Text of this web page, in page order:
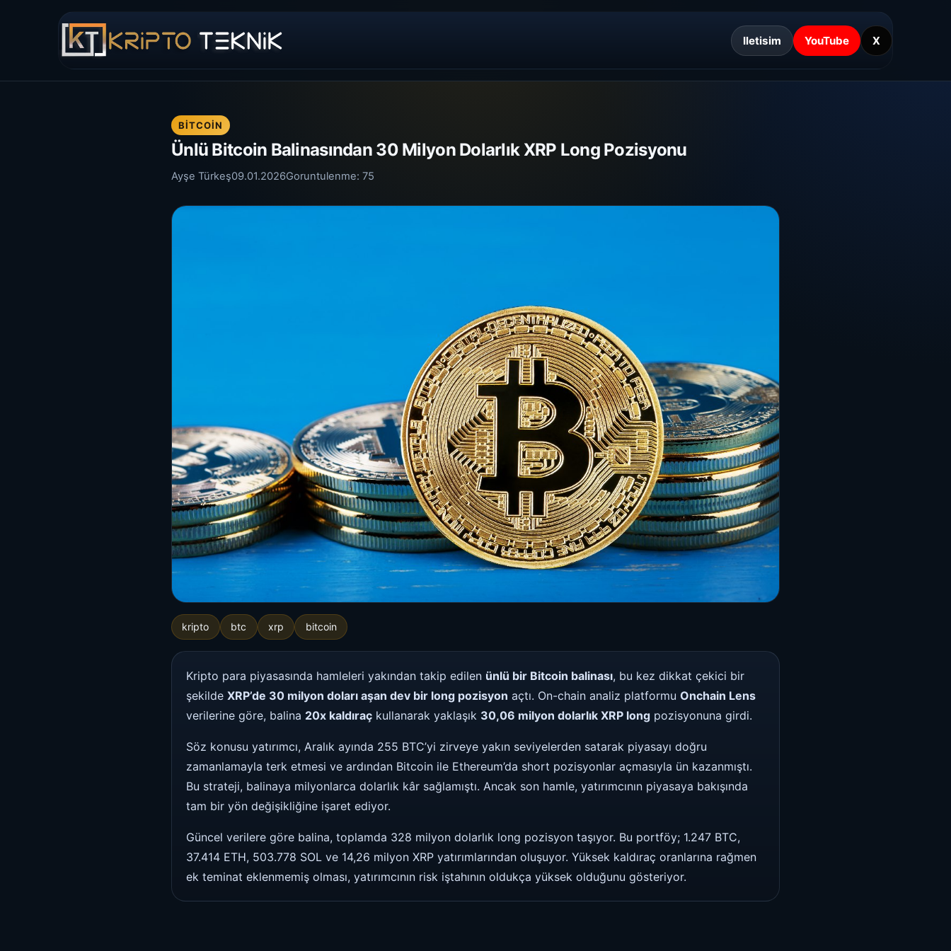
Iletisim YouTube X
BITCOIN
Ünlü Bitcoin Balinasından 30 Milyon Dolarlık XRP Long Pozisyonu
Ayşe Türkeş09.01.2026Goruntulenme: 75
kripto btc xrp bitcoin
Kripto para piyasasında hamleleri yakından takip edilen ünlü bir Bitcoin balinası, bu kez dikkat çekici bir
şekilde XRP’de 30 milyon doları aşan dev bir long pozisyon açtı. On-chain analiz platformu Onchain Lens
verilerine göre, balina 20x kaldıraç kullanarak yaklaşık 30,06 milyon dolarlık XRP long pozisyonuna girdi.
Söz konusu yatırımcı, Aralık ayında 255 BTC’yi zirveye yakın seviyelerden satarak piyasayı doğru
zamanlamayla terk etmesi ve ardından Bitcoin ile Ethereum’da short pozisyonlar açmasıyla ün kazanmıştı.
Bu strateji, balinaya milyonlarca dolarlık kâr sağlamıştı. Ancak son hamle, yatırımcının piyasaya bakışında
tam bir yön değişikliğine işaret ediyor.
Güncel verilere göre balina, toplamda 328 milyon dolarlık long pozisyon taşıyor. Bu portföy; 1.247 BTC,
37.414 ETH, 503.778 SOL ve 14,26 milyon XRP yatırımlarından oluşuyor. Yüksek kaldıraç oranlarına rağmen
ek teminat eklenmemiş olması, yatırımcının risk iştahının oldukça yüksek olduğunu gösteriyor.